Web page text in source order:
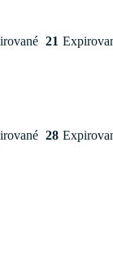
21
28